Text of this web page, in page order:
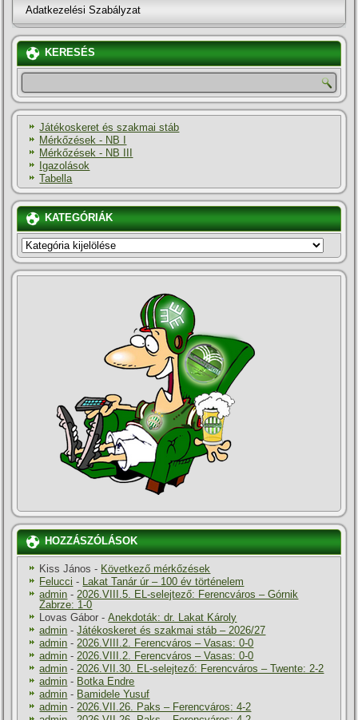
Adatkezelési Szabályzat
KERESÉS
Játékoskeret és szakmai stáb
Mérkőzések - NB I
Mérkőzések - NB III
Igazolások
Tabella
KATEGÓRIÁK
KATEGÓRIÁK
HOZZÁSZÓLÁSOK
Kiss János - Következő mérkőzések
Felucci - Lakat Tanár úr – 100 év történelem
admin -2026.VIII.5. EL-selejtező: Ferencváros – Górnik
Zabrze: 1-0
Lovas Gábor -Anekdoták: dr. Lakat Károly
admin -Játékoskeret és szakmai stáb – 2026/27
admin -2026.VIII.2. Ferencváros – Vasas: 0-0
admin -2026.VIII.2. Ferencváros – Vasas: 0-0
admin -2026.VII.30. EL-selejtező: Ferencváros – Twente: 2-2
admin - Botka Endre
admin - Bamidele Yusuf
admin -2026.VII.26. Paks – Ferencváros: 4-2